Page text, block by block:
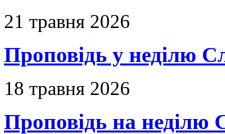
21 травня 2026
Проповідь у неділю
18 травня 2026
Проповідь на неділю